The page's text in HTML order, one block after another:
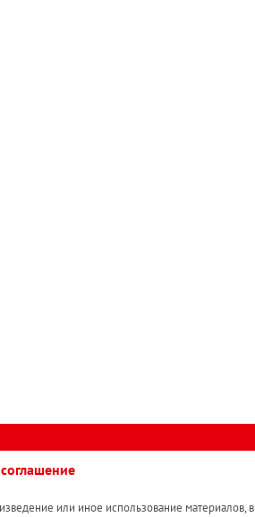
или иное использование материалов, в